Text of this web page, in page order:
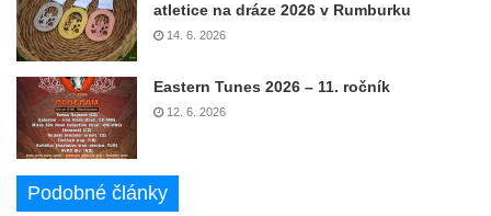
atletice na dráze 2026 v Rumburku
14. 6. 2026
Eastern Tunes 2026 – 11. ročník
12. 6. 2026
Podobné články